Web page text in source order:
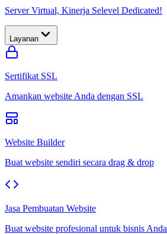
Server Virtual, Kinerja Selevel Dedicated!
Layanan
Sertifikat SSL
Amankan website Anda dengan SSL
Website Builder
Buat website sendiri secara drag & drop
Jasa Pembuatan Website
Buat website profesional untuk bisnis Anda